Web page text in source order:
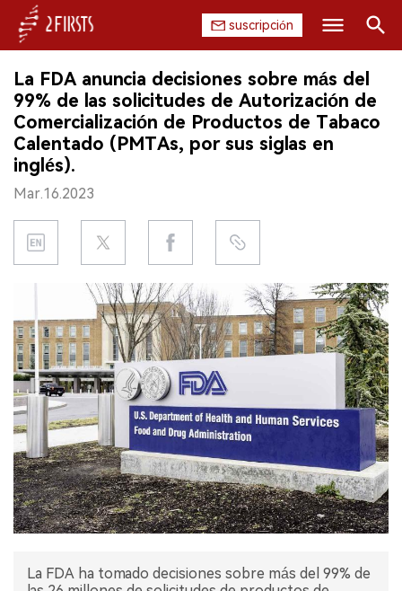
suscripción
INICIO
EMPRESA
PRODUCTO
REGULACIÓN
CHINA
EXPOSICIÓN
ENTREVISTA
Buscar
La FDA anuncia decisiones sobre más del
99% de las solicitudes de Autorización de
Comercialización de Productos de Tabaco
Calentado (PMTAs, por sus siglas en
inglés).
Mar.16.2023
La FDA ha tomado decisiones sobre más del 99% de